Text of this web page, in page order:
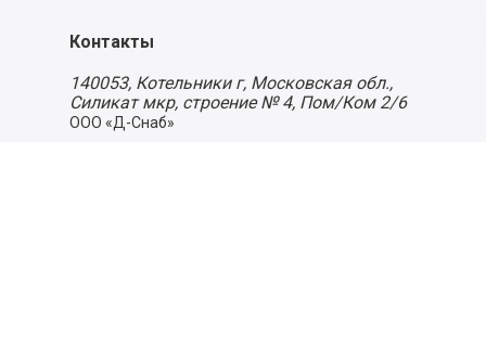
Контакты
140053, Котельники г, Московская обл.,
Силикат мкр, строение № 4, Пом/Ком 2/6
ООО «Д-Снаб»